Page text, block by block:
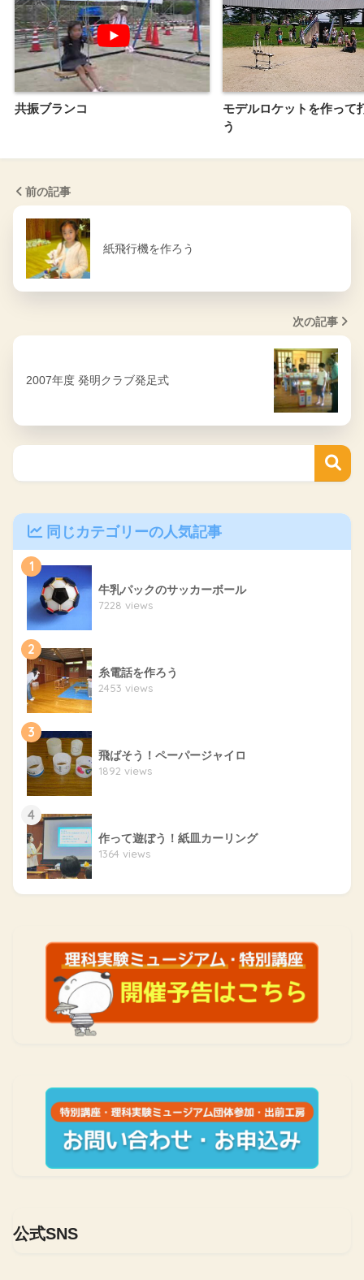
共振ブランコ
モデルロケットを作って
う
前の記事
紙飛行機を作ろう
次の記事
2007年度 発明クラブ発足式
同じカテゴリーの人気記事
1
牛乳パックのサッカーボール
7228 views
2
糸電話を作ろう
2453 views
3
飛ばそう！ペーパージャイロ
1892 views
4
作って遊ぼう！紙皿カーリング
1364 views
公式SNS